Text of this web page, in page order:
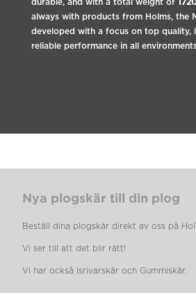
durable, and with a total weight of
always with products from Holms, the
developed with a focus on top quality,
reliable performance in all
Nya plogskär till din plog
Beställ dina plogskär direkt av oss på
Vi ser till att det blir rätt!
Vi har också Isrivarskär och Gummiskär.